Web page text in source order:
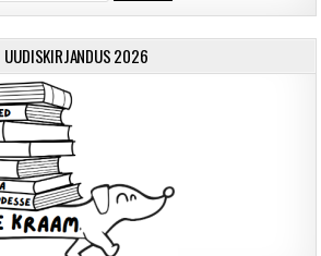
UUDISKIRJANDUS 2026